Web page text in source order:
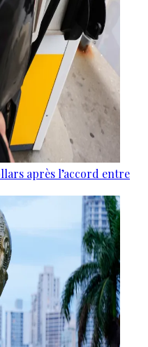
après l’accord entre